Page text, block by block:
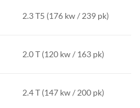
2.3 T5 (176 kw / 239 pk)
2.0 T (120 kw / 163 pk)
2.4 T (147 kw / 200 pk)